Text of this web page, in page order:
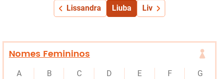
Lissandra Liuba Liv
Nomes Femininos
A B C D E F
G